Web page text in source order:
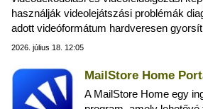
használják videolejátszási problémák
adott videóformátum hardveresen
2026. július 18. 12:05
MailStore Home
A MailStore Home egy